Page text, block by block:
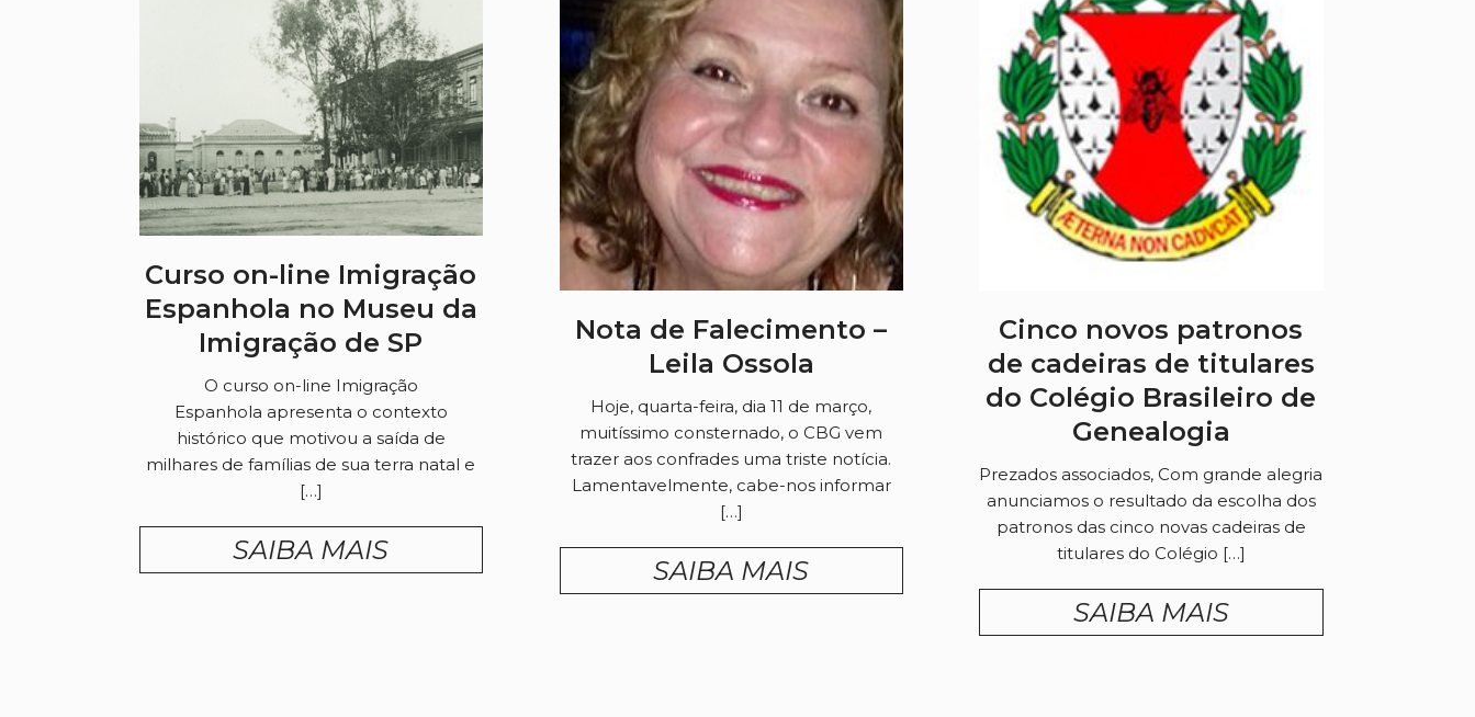
Curso on-line Imigração
Espanhola no Museu da
Imigração de SP
O curso on-line Imigração
Espanhola apresenta o contexto
histórico que motivou a saída de
milhares de famílias de sua terra natal e
[…]
SAIBA MAIS
Nota de Falecimento –
Leila Ossola
Hoje, quarta-feira, dia 11 de março,
muitíssimo consternado, o CBG vem
trazer aos confrades uma triste notícia.
Lamentavelmente, cabe-nos informar
[…]
SAIBA MAIS
Cinco novos patronos
de cadeiras de titulares
do Colégio Brasileiro de
Genealogia
Prezados associados, Com grande alegria
anunciamos o resultado da escolha dos
patronos das cinco novas cadeiras de
titulares do Colégio […]
SAIBA MAIS